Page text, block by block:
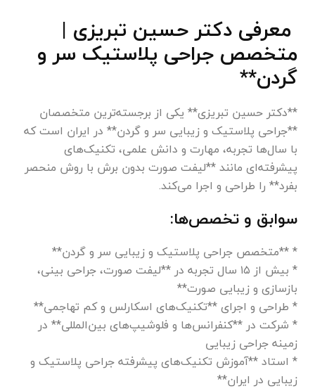
معرفی دکتر حسین تبریزی |
متخصص جراحی پلاستیک سر و
گردن**
**دکتر حسین تبریزی** یکی از برجسته‌ترین متخصصان
**جراحی پلاستیک و زیبایی سر و گردن** در ایران است که
با سال‌ها تجربه، مهارت و دانش علمی، تکنیک‌های
پیشرفته‌ای مانند **لیفت صورت بدون برش با روش منحصر
بفرد** را طراحی و اجرا می‌کند.
سوابق و تخصص‌ها:
* **متخصص جراحی پلاستیک و زیبایی سر و گردن**
* بیش از ۱۵ سال تجربه در **لیفت صورت، جراحی بینی،
بازسازی و زیبایی صورت**
* طراحی و اجرای **تکنیک‌های اسکارلس و کم تهاجمی**
* شرکت در **کنفرانس‌ها و فلوشیپ‌های بین‌المللی** در
زمینه جراحی زیبایی
* استاد **آموزش تکنیک‌های پیشرفته جراحی پلاستیک و
زیبایی در ایران**